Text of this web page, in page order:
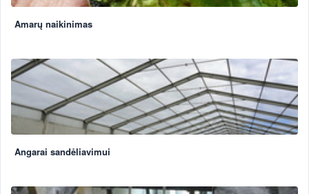
Amarų naikinimas
Angarai sandėliavimui